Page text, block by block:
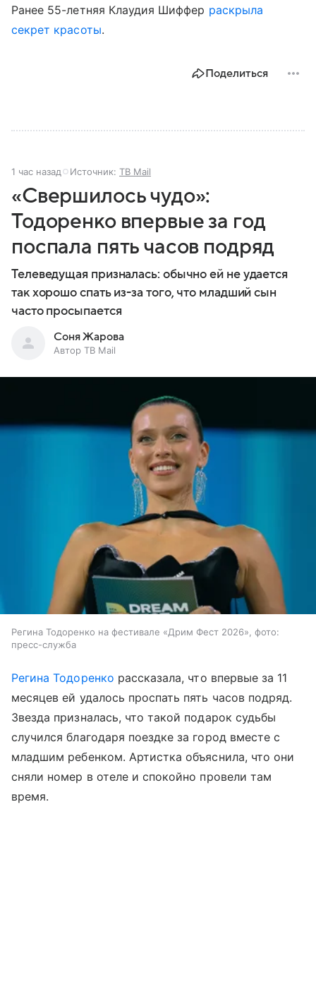
Ранее 55-летняя Клаудия Шиффер раскрыла
секрет красоты.
Поделиться
1 час назад Источник: ТВ Mail
«Свершилось чудо»:
Тодоренко впервые за год
поспала пять часов подряд
Телеведущая призналась: обычно ей не удается
так хорошо спать из-за того, что младший сын
часто просыпается
Соня Жарова
Автор ТВ Mail
Регина Тодоренко на фестивале «Дрим Фест 2026», фото:
пресс-служба
Регина Тодоренко рассказала, что впервые за 11
месяцев ей удалось проспать пять часов подряд.
Звезда призналась, что такой подарок судьбы
случился благодаря поездке за город вместе с
младшим ребенком. Артистка объяснила, что они
сняли номер в отеле и спокойно провели там
время.